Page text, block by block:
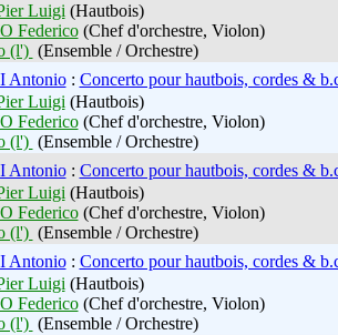
Luigi(Hautbois)
Federico(Chef d'orchestre, Violon)
(l') (Ensemble / Orchestre)
Antonio: Concerto pour hautbois, cordes &
Luigi(Hautbois)
Federico(Chef d'orchestre, Violon)
(l') (Ensemble / Orchestre)
Antonio: Concerto pour hautbois, cordes &
Luigi(Hautbois)
Federico(Chef d'orchestre, Violon)
(l') (Ensemble / Orchestre)
Antonio: Concerto pour hautbois, cordes &
Luigi(Hautbois)
Federico(Chef d'orchestre, Violon)
(l') (Ensemble / Orchestre)